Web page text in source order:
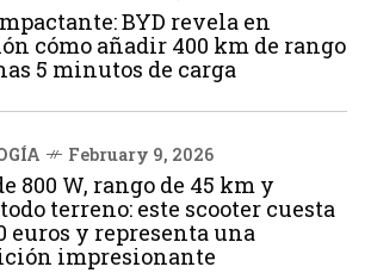
BYD revela en
cómo añadir 400 km de rango
5 minutos de carga
February 9, 2026
800 W, rango de 45 km y
terreno: este scooter cuesta
euros y representa una
impresionante